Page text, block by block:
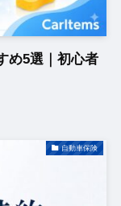
め5選｜初心者
自動車保険